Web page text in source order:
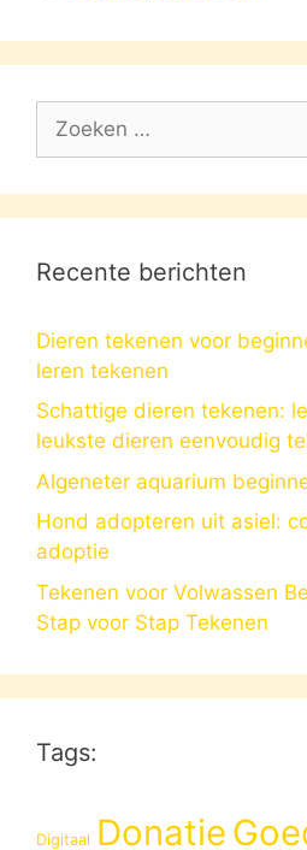
naar:
Recente berichten
Dieren tekenen voor
leren tekenen
Schattige dieren tekenen:
leukste dieren eenvoudig
Algeneter aquarium
Hond adopteren uit asiel:
adoptie
Tekenen voor Volwassen
Stap voor Stap Tekenen
Tags:
Digitaal Donatie